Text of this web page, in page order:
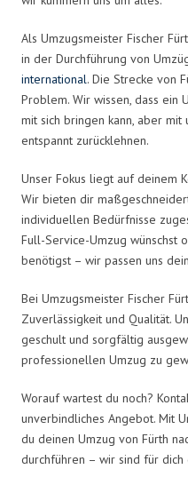
Als Umzugsmeister Fischer
in der Durchführung von
international. Die Strecke von
Problem. Wir wissen, dass ein
mit sich bringen kann, aber mit
entspannt zurücklehnen.
Unser Fokus liegt auf deinem
Wir bieten dir
individuellen Bedürfnisse
Full-Service-Umzug wünschst
benötigst – wir passen uns
Bei Umzugsmeister Fischer
Zuverlässigkeit und Qualität.
geschult und sorgfältig
professionellen Umzug zu
Worauf wartest du noch?
unverbindliches Angebot. Mit
du deinen Umzug von Fürth
durchführen – wir sind für dich